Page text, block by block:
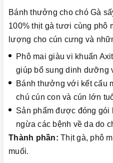
Bánh thưởng cho chó Gà
100% thịt gà tươi cùng phô
lượng cho cún cưng và
Phô mai giàu vi khuẩn
giúp bổ sung dinh dưỡng
Bánh thưởng với kết cấu
chú cún con và cún lớn
Sản phẩm được đóng gói
ngừa các bệnh về da do
Thành phần: Thịt gà, phô
muối.